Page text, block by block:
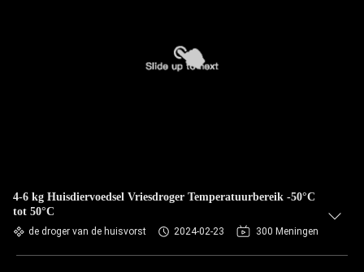
4-6 kg Huisdiervoedsel Vriesdroger Temperatuurbereik -50°C
tot 50°C
de droger van de huisvorst 2024-02-23 300 Meningen